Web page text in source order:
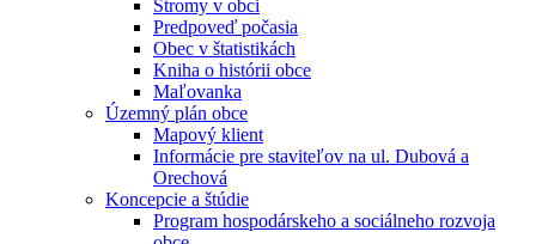
Stromy v obci
Predpoveď počasia
Obec v štatistikách
Kniha o histórii obce
Maľovanka
Územný plán obce
Mapový klient
Informácie pre staviteľov na ul. Dubová a
Orechová
Koncepcie a štúdie
Program hospodárskeho a sociálneho rozvoja